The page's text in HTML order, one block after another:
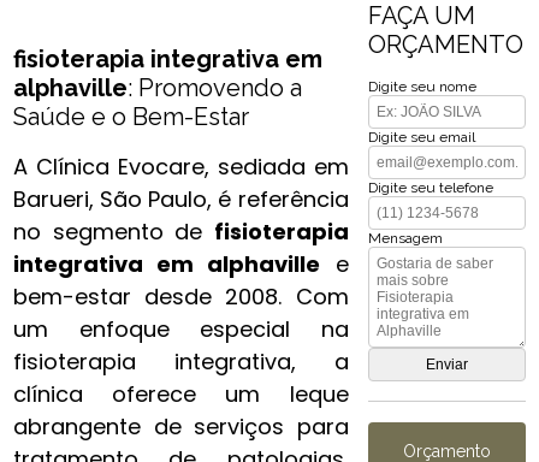
fisioterapia integrativa​ em
alphaville: Promovendo a
Saúde e o Bem-Estar
A Clínica Evocare, sediada em
Barueri, São Paulo, é referência
no segmento de fisioterapia
integrativa​ em alphaville e
bem-estar desde 2008. Com
um enfoque especial na
fisioterapia integrativa, a
clínica oferece um leque
abrangente de serviços para
FAÇA UM
ORÇAMENTO
Digite seu nome
Digite seu email
Digite seu telefone
Mensagem
Orçamento